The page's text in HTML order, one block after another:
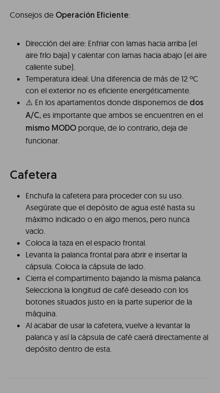
Consejos de Operación Eficiente:
Dirección del aire: Enfriar con lamas hacia arriba (el
aire frío baja) y calentar con lamas hacia abajo (el aire
caliente sube).
Temperatura ideal: Una diferencia de más de 12 ºC
con el exterior no es eficiente energéticamente.
⚠️️ En los apartamentos donde disponemos de dos
A/C, es importante que ambos se encuentren en el
mismo MODO porque, de lo contrario, deja de
funcionar.
Cafetera
Enchufa la cafetera para proceder con su uso.
Asegúrate que el depósito de agua esté hasta su
máximo indicado o en algo menos, pero nunca
vacío.
Coloca la taza en el espacio frontal.
Levanta la palanca frontal para abrir e insertar la
cápsula. Coloca la cápsula de lado.
Cierra el compartimento bajando la misma palanca.
Selecciona la longitud de café deseado con los
botones situados justo en la parte superior de la
máquina.
Al acabar de usar la cafetera, vuelve a levantar la
palanca y así la cápsula de café caerá directamente al
depósito dentro de esta.